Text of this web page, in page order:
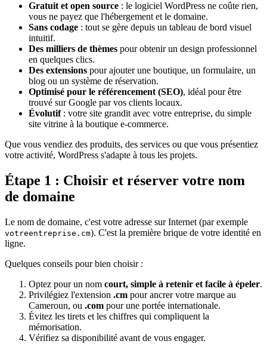
Gratuit et open source : le logiciel WordPress ne coûte rien,
vous ne payez que l'hébergement et le domaine.
Sans codage : tout se gère depuis un tableau de bord visuel
intuitif.
Des milliers de thèmes pour obtenir un design professionnel
en quelques clics.
Des extensions pour ajouter une boutique, un formulaire, un
blog ou un système de réservation.
Optimisé pour le référencement (SEO), idéal pour être
trouvé sur Google par vos clients locaux.
Évolutif: votre site grandit avec votre entreprise, du simple
site vitrine à la boutique e-commerce.
Que vous vendiez des produits, des services ou que vous présentiez
votre activité, WordPress s'adapte à tous les projets.
Étape 1 : Choisir et réserver votre nom
de domaine
Le nom de domaine, c'est votre adresse sur Internet (par exemple
votreentreprise.cm). C'est la première brique de votre identité en
ligne.
Quelques conseils pour bien choisir :
Optez pour un nom court, simple à retenir et facile à épeler.
Privilégiez l'extension .cm pour ancrer votre marque au
Cameroun, ou .com pour une portée internationale.
Évitez les tirets et les chiffres qui compliquent la
mémorisation.
Vérifiez sa disponibilité avant de vous engager.